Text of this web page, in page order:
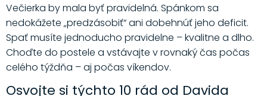
Večierka by mala byť pravidelná. Spánkom sa
nedokážete „predzásobiť“ ani dobehnúť jeho deficit.
Spať musíte jednoducho pravidelne – kvalitne a dlho.
Choďte do postele a vstávajte v rovnaký čas počas
celého týždňa – aj počas víkendov.
Osvojte si týchto 10 rád od Davida